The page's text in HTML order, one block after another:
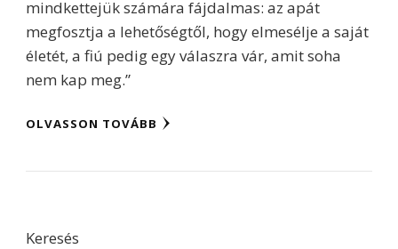
mindkettejük számára fájdalmas: az apát
megfosztja a lehetőségtől, hogy elmesélje a saját
életét, a fiú pedig egy válaszra vár, amit soha
nem kap meg.”
OLVASSON TOVÁBB
Keresés